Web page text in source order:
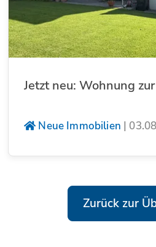
Jetzt neu: Wohnung
Neue Immobilien |
Zurück zur